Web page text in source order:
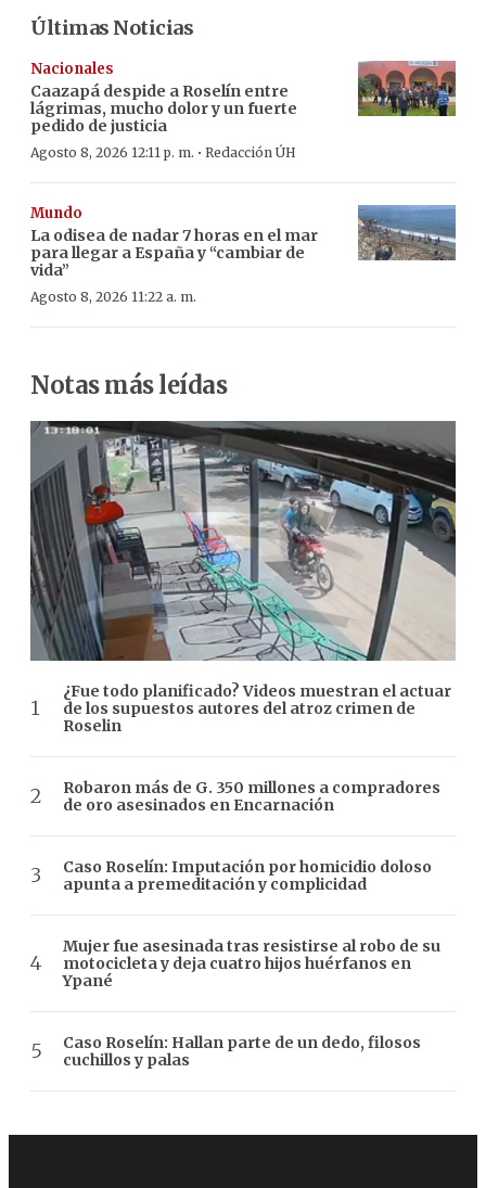
Últimas Noticias
Nacionales
Caazapá despide a Roselín entre
lágrimas, mucho dolor y un fuerte
pedido de justicia
Agosto 8, 2026 12:11 p. m. · Redacción ÚH
Mundo
La odisea de nadar 7 horas en el mar
para llegar a España y “cambiar de
vida”
Agosto 8, 2026 11:22 a. m.
Notas más leídas
¿Fue todo planificado? Videos muestran el actuar
de los supuestos autores del atroz crimen de
Roselin
Robaron más de G. 350 millones a compradores
de oro asesinados en Encarnación
Caso Roselín: Imputación por homicidio doloso
apunta a premeditación y complicidad
Mujer fue asesinada tras resistirse al robo de su
motocicleta y deja cuatro hijos huérfanos en
Ypané
Caso Roselín: Hallan parte de un dedo, filosos
cuchillos y palas